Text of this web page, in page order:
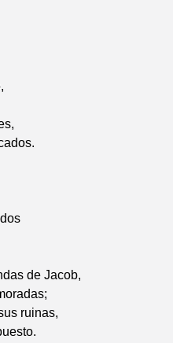
de Jacob,
ruinas,